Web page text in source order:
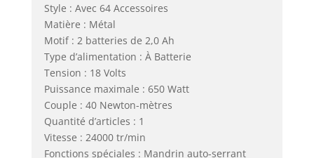
Style : Avec 64 Accessoires
Matière : Métal
Motif : 2 batteries de 2,0 Ah
Type d’alimentation : À Batterie
Tension : 18 Volts
Puissance maximale : 650 Watt
Couple : 40 Newton-mètres
Quantité d’articles : 1
Vitesse : 24000 tr/min
Fonctions spéciales : Mandrin auto-serrant